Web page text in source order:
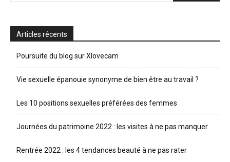
Articles récents
Poursuite du blog sur Xlovecam
Vie sexuelle épanouie synonyme de bien être au travail ?
Les 10 positions sexuelles préférées des femmes
Journées du patrimoine 2022 : les visites à ne pas manquer
Rentrée 2022 : les 4 tendances beauté à ne pas rater